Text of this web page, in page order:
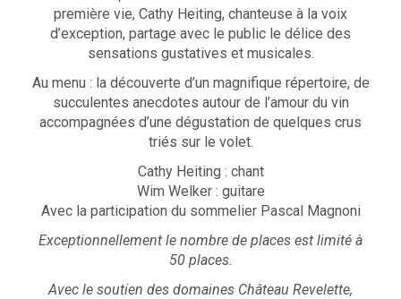
première vie, Cathy Heiting, chanteuse à la voix
d’exception, partage avec le public le délice des
sensations gustatives et musicales.
Au menu : la découverte d’un magnifique répertoire, de
succulentes anecdotes autour de l’amour du vin
accompagnées d’une dégustation de quelques crus
triés sur le volet.
Cathy Heiting : chant
Wim Welker : guitare
Avec la participation du sommelier Pascal Magnoni
Exceptionnellement le nombre de places est limité à
50 places.
Avec le soutien des domaines Château Revelette,